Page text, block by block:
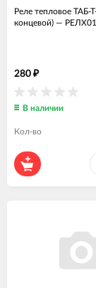
Реле тепловое ТАБ-
концевой) —
280 ₽
В наличии
Кол-во